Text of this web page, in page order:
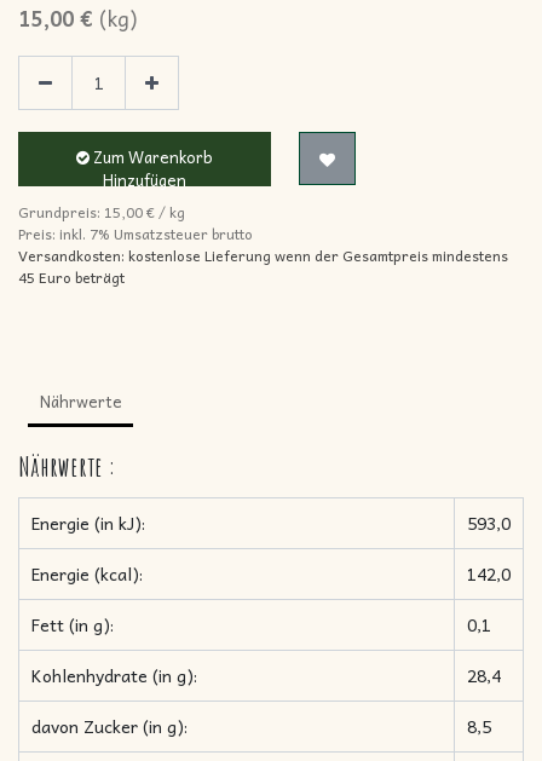
15,00€ (kg)
Zum Warenkorb
Hinzufügen
Grundpreis: 15,00€/ kg
Preis: inkl. 7% Umsatzsteuer brutto
Versandkosten: kostenlose Lieferung wenn der Gesamtpreis mindestens
45 Euro beträgt
Nährwerte
Nährwerte :
Energie (in kJ):
593,0
Energie (kcal):
142,0
Fett (in g):
0,1
Kohlenhydrate (in g):
28,4
davon Zucker (in g):
8,5